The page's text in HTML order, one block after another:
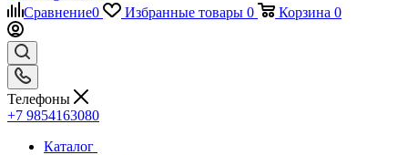
Сравнение0 Избранные товары 0 Корзина 0
Телефоны
+7 9854163080
Каталог